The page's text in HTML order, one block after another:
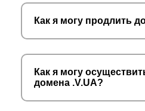
Как я могу продлить
Как я могу
домена .V.UA?